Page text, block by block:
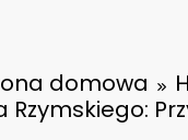
domowa